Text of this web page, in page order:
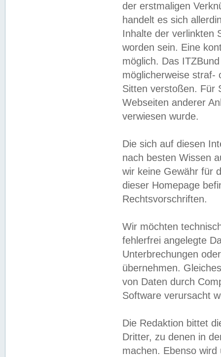
der erstmaligen
handelt es sich
Inhalte der verlinkten
worden sein. Eine
möglich. Das
möglicherweise straf-
Sitten verstoßen. Für
Webseiten anderer
verwiesen wurde.
Die sich auf diesen
nach besten Wissen
wir keine Gewähr für
dieser Homepage
Rechtsvorschriften.
Wir möchten
fehlerfrei angelegte
Unterbrechungen
übernehmen.
von Daten durch
Software verursacht
Die Redaktion bittet
Dritter, zu denen in
machen. Ebenso